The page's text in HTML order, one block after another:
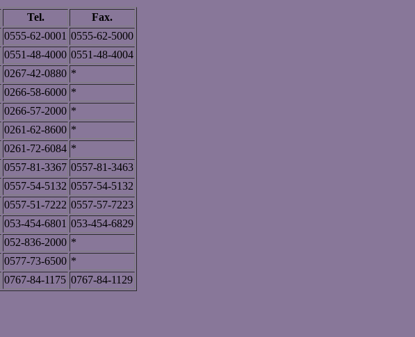
Tel.
Fax.
0555-62-0001 0555-62-5000
0551-48-4000 0551-48-4004
0267-42-0880 *
0266-58-6000 *
0266-57-2000 *
0261-62-8600 *
0261-72-6084 *
0557-81-3367 0557-81-3463
0557-54-5132 0557-54-5132
0557-51-7222 0557-57-7223
053-454-6801 053-454-6829
052-836-2000 *
0577-73-6500 *
0767-84-1175 0767-84-1129